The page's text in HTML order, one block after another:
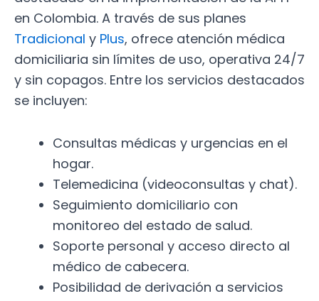
en Colombia. A través de sus planes
Tradicional y Plus, ofrece atención médica
domiciliaria sin límites de uso, operativa 24/7
y sin copagos. Entre los servicios destacados
se incluyen:
Consultas médicas y urgencias en el
hogar.
Telemedicina (videoconsultas y chat).
Seguimiento domiciliario con
monitoreo del estado de salud.
Soporte personal y acceso directo al
médico de cabecera.
Posibilidad de derivación a servicios